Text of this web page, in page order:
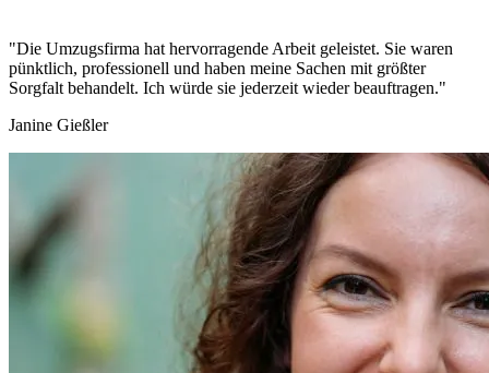
"Die Umzugsfirma hat hervorragende Arbeit geleistet. Sie waren
pünktlich, professionell und haben meine Sachen mit größter
Sorgfalt behandelt. Ich würde sie jederzeit wieder beauftragen."
Janine Gießler